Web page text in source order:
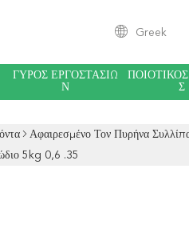
Greek
ΓΎΡΟΣ ΕΡΓΟΣΤΑΣΊΩ
Ν
Σ
Αφαιρεσμένο Τον Πυρήνα
5kg 0,6 .35